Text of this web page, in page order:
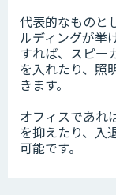
代表的なものと
ルディングが挙
すれば、スピー
を入れたり、照
きます。
オフィスであれ
を抑えたり、入
可能です。